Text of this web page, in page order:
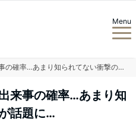
Menu
人生で遭遇する様々な出来事の確率…あまり知られてない衝撃の確率が話題に…
来事の確率…あまり知
話題に…